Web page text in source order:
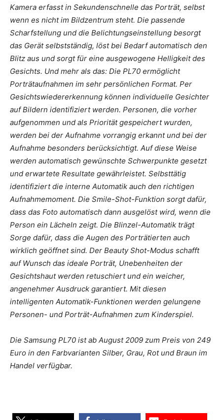
Kamera erfasst in Sekundenschnelle das Porträt, selbst
wenn es nicht im Bildzentrum steht. Die passende
Scharfstellung und die Belichtungseinstellung besorgt
das Gerät selbstständig, löst bei Bedarf automatisch den
Blitz aus und sorgt für eine ausgewogene Helligkeit des
Gesichts. Und mehr als das: Die PL70 ermöglicht
Porträtaufnahmen im sehr persönlichen Format. Per
Gesichtswiedererkennung können individuelle Gesichter
auf Bildern identifiziert werden. Personen, die vorher
aufgenommen und als Priorität gespeichert wurden,
werden bei der Aufnahme vorrangig erkannt und bei der
Aufnahme besonders berücksichtigt. Auf diese Weise
werden automatisch gewünschte Schwerpunkte gesetzt
und erwartete Resultate gewährleistet. Selbsttätig
identifiziert die interne Automatik auch den richtigen
Aufnahmemoment. Die Smile-Shot-Funktion sorgt dafür,
dass das Foto automatisch dann ausgelöst wird, wenn die
Person ein Lächeln zeigt. Die Blinzel-Automatik trägt
Sorge dafür, dass die Augen des Porträtierten auch
wirklich geöffnet sind. Der Beauty Shot-Modus schafft
auf Wunsch das ideale Porträt, Unebenheiten der
Gesichtshaut werden retuschiert und ein weicher,
angenehmer Ausdruck garantiert. Mit diesen
intelligenten Automatik-Funktionen werden gelungene
Personen- und Porträt-Aufnahmen zum Kinderspiel.
Die Samsung PL70 ist ab August 2009 zum Preis von 249
Euro in den Farbvarianten Silber, Grau, Rot und Braun im
Handel verfügbar.